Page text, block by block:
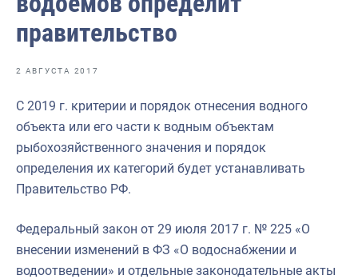
Отраслевые СМИ
Выставки и конференции
Научно-практическая литература
Рыбоохрана России
Отрасль в цифрах
Большая африканская экспедиция
Укрепление духовно-нравственных ценностей
События в России и мире
правительство
2 АВГУСТА 2017
С 2019 г. критерии и порядок отнесения водного
объекта или его части к водным объектам
рыбохозяйственного значения и порядок
определения их категорий будет устанавливать
Правительство РФ.
Федеральный закон от 29 июля 2017 г. № 225 «О
внесении изменений в ФЗ «О водоснабжении и
водоотведении» и отдельные законодательные акты